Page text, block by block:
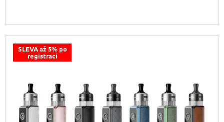
SLEVA až 5% po
registraci